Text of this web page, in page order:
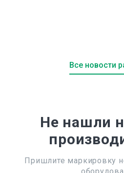
Все новости
Не нашли
Пришлите маркировку